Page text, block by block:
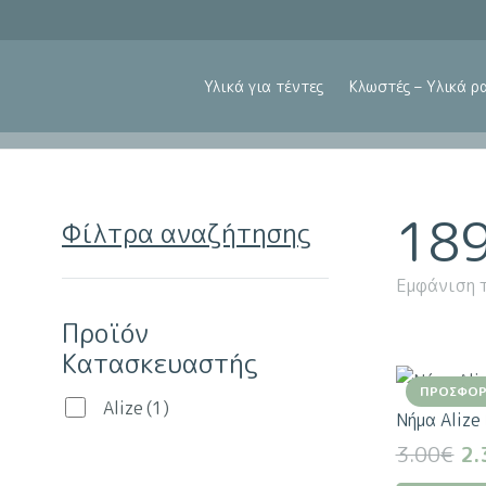
Υλικά για τέντες Κλωστές – Υλικά
Εμφάνιση
Νήμα Alize
3.00€
Φίλτρα αναζήτησης
Προϊόν
Κατασκευαστής
Alize(1)